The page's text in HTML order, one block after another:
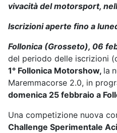
vivacità del motorsport,
Iscrizioni aperte fino a
Follonica (Grosseto), 06
del periodo delle iscrizioni
1° Follonica Motorshow, la
Maremmacorse 2.0, in
domenica 25 febbraio a
Una competizione nuova
Challenge Sperimentale